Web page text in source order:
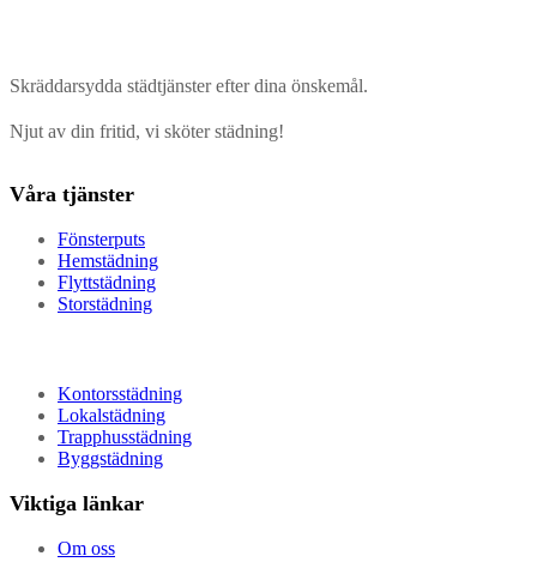
Skräddarsydda städtjänster efter dina önskemål.
Njut av din fritid, vi sköter städning!
Våra tjänster
Fönsterputs
Hemstädning
Flyttstädning
Storstädning
Kontorsstädning
Lokalstädning
Trapphusstädning
Byggstädning
Viktiga länkar
Om oss